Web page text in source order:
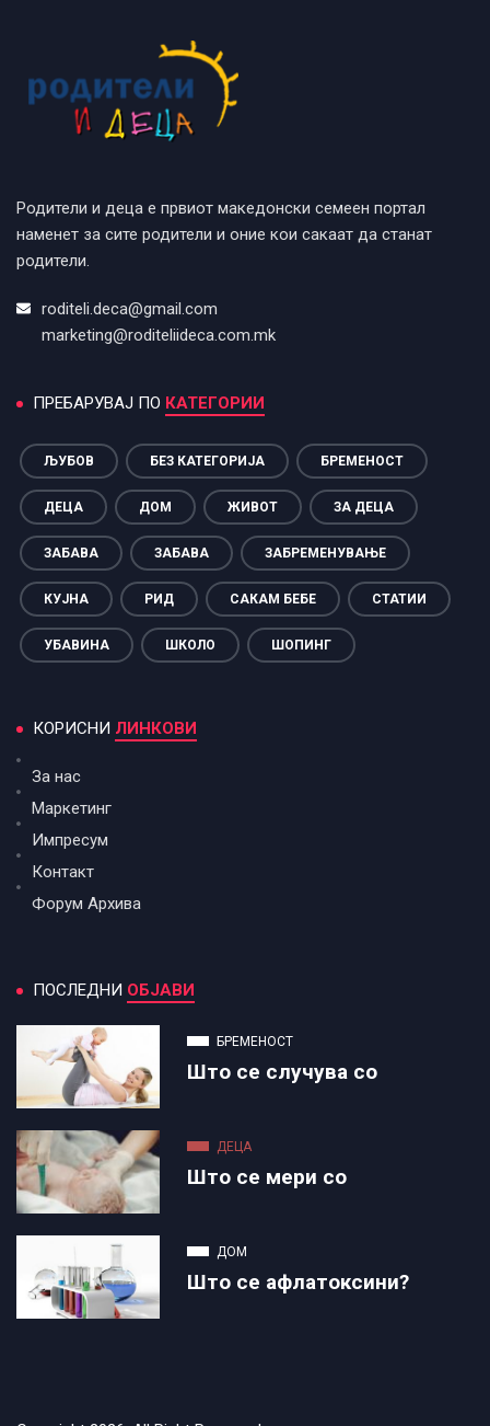
Родители и деца е првиот македонски семеен портал
наменет за сите родители и оние кои сакаат да станат
родители.
roditeli.deca@gmail.com
marketing@roditeliideca.com.mk
ПРЕБАРУВАЈ ПО КАТЕГОРИИ
ЉУБОВ БЕЗ КАТЕГОРИЈА БРЕМЕНОСТ
ДЕЦА ДОМ ЖИВОТ ЗА ДЕЦА
ЗАБАВА ЗАБАВА ЗАБРЕМЕНУВАЊЕ
КУЈНА РИД САКАМ БЕБЕ СТАТИИ
УБАВИНА ШКОЛО ШОПИНГ
КОРИСНИ ЛИНКОВИ
За нас
Маркетинг
Импресум
Контакт
Форум Архива
ПОСЛЕДНИ ОБЈАВИ
БРЕМЕНОСТ
Што се случува со
ДЕЦА
Што се мери со
ДОМ
Што се афлатоксини?